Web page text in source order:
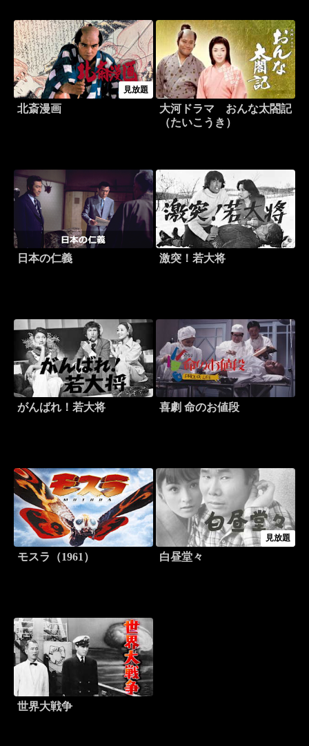
見放題
北斎漫画
大河ドラマ おんな太閤記
（たいこうき）
日本の仁義 激突！若大将
がんばれ！若大将 喜劇 命のお値段
モスラ（1961）
見放題
白昼堂々
世界大戦争